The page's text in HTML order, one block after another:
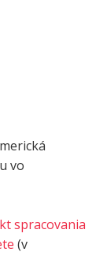
vo
spracovania
(v